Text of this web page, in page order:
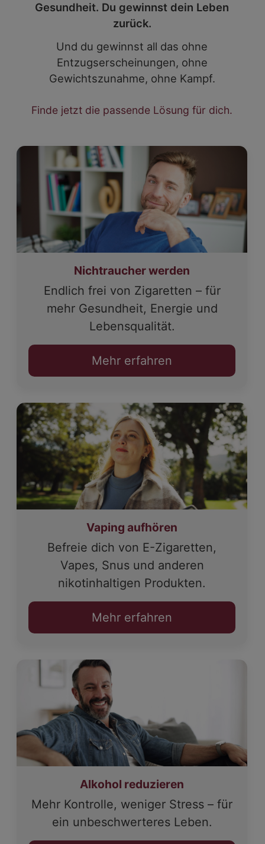
Gesundheit. Du gewinnst dein Leben
zurück.
Und du gewinnst all das ohne
Entzugserscheinungen, ohne
Gewichtszunahme, ohne Kampf.
Finde jetzt die passende Lösung für dich.
Nichtraucher werden
Endlich frei von Zigaretten – für
mehr Gesundheit, Energie und
Lebensqualität.
Mehr erfahren
Vaping aufhören
Befreie dich von E-Zigaretten,
Vapes, Snus und anderen
nikotinhaltigen Produkten.
Mehr erfahren
Alkohol reduzieren
Mehr Kontrolle, weniger Stress – für
ein unbeschwerteres Leben.